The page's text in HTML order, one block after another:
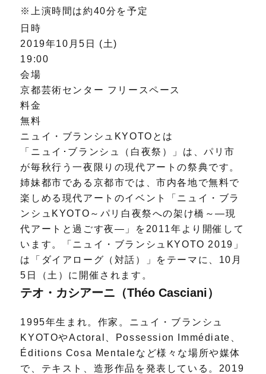
※上演時間は約40分を予定
日時
2019年10月5日 (土)
19:00
会場
京都芸術センター フリースペース
料金
無料
ニュイ・ブランシュKYOTOとは
「ニュイ･ブランシュ（白夜祭）」は、パリ市
が毎秋行う一夜限りの現代アートの祭典です。
姉妹都市である京都市では、市内各地で無料で
楽しめる現代アートのイベント「ニュイ・ブラ
ンシュKYOTO～パリ白夜祭への架け橋～―現
代アートと過ごす夜―」を2011年より開催して
います。「ニュイ・ブランシュKYOTO 2019」
は「ダイアローグ（対話）」をテーマに、10月
5日（土）に開催されます。
テオ・カシアーニ（Théo Casciani）
1995年生まれ。作家。ニュイ・ブランシュ
KYOTOやActoral、Possession Immédiate、
Éditions Cosa Mentaleなど様々な場所や媒体
で、テキスト、造形作品を発表している。2019